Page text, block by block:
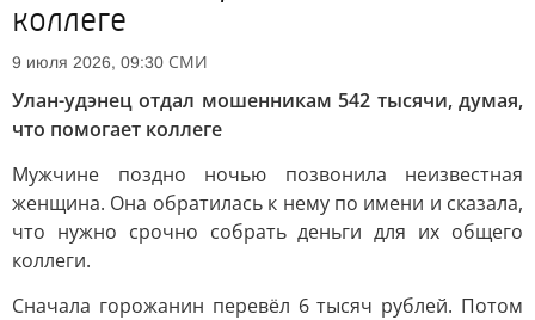
коллеге
9 июля 2026, 09:30 СМИ
Улан-удэнец отдал мошенникам 542 тысячи, думая,
что помогает коллеге
Мужчине поздно ночью позвонила неизвестная
женщина. Она обратилась к нему по имени и сказала,
что нужно срочно собрать деньги для их общего
коллеги.
Сначала горожанин перевёл 6 тысяч рублей. Потом